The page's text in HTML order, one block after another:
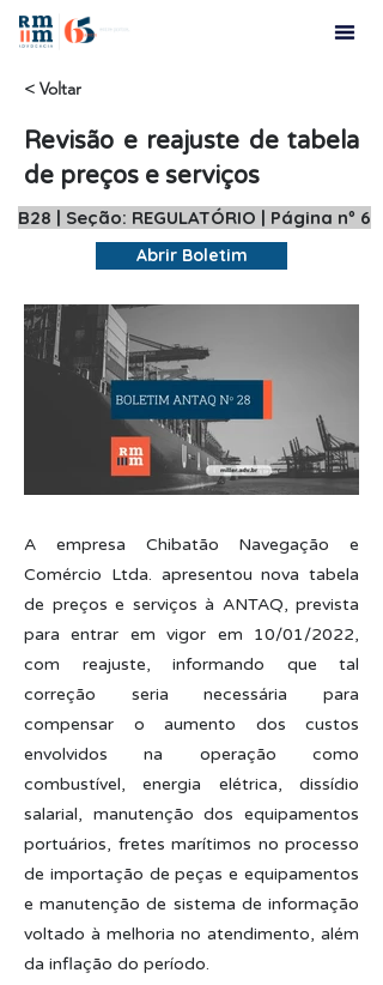
< Voltar
Revisão e reajuste de tabela
de preços e serviços
B28 | Seção: REGULATÓRIO | Página nº 6
Abrir Boletim
A empresa Chibatão Navegação e
Comércio Ltda. apresentou nova tabela
de preços e serviços à ANTAQ, prevista
para entrar em vigor em 10/01/2022,
com reajuste, informando que tal
correção seria necessária para
compensar o aumento dos custos
envolvidos na operação como
combustível, energia elétrica, dissídio
salarial, manutenção dos equipamentos
portuários, fretes marítimos no processo
de importação de peças e equipamentos
e manutenção de sistema de informação
voltado à melhoria no atendimento, além
da inflação do período.